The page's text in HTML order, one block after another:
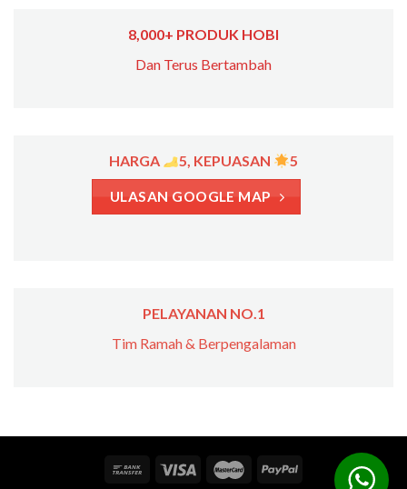
8,000+ PRODUK HOBI
Dan Terus Bertambah
HARGA 5, KEPUASAN 5
ULASAN GOOGLE MAP
PELAYANAN NO.1
Tim Ramah & Berpengalaman